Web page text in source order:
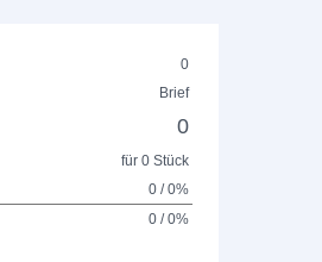
0
Brief
0
für 0 Stück
0 / 0%
0 / 0%